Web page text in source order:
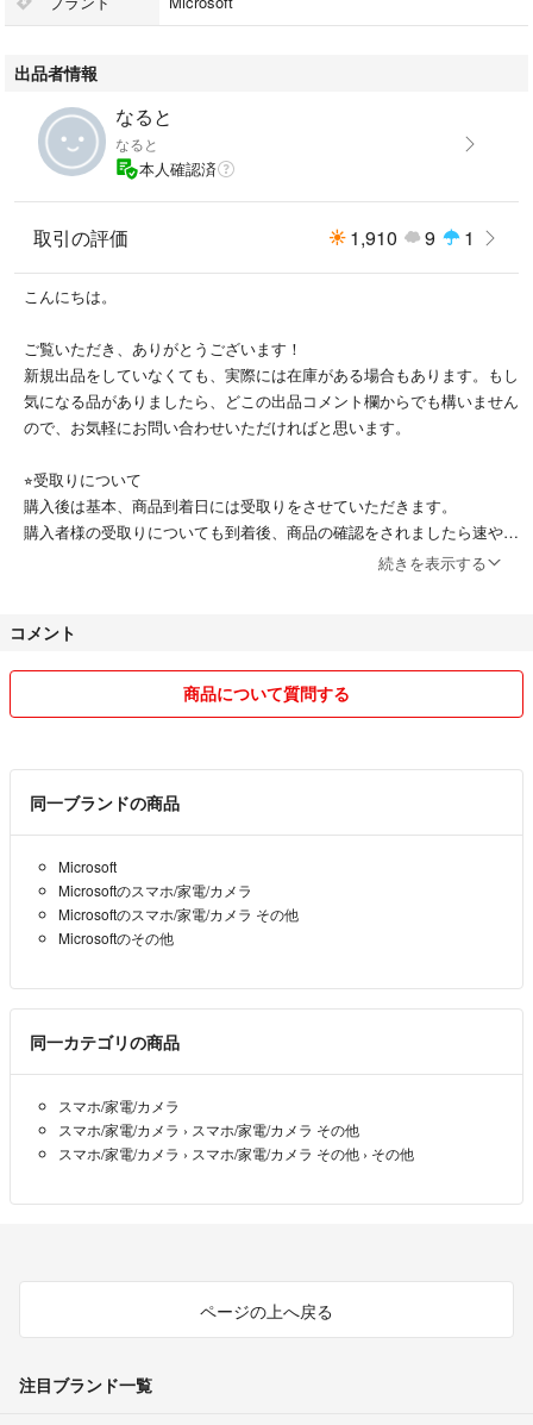
さい。
よろしくお願いします。
#Windows10
#Windows10PRO
#Windows10Home
出品者情報
なると
なると
本人確認済
取引の評価 1,910 9 1
こんにちは。
ご覧いただき、ありがとうございます！
新規出品をしていなくても、実際には在庫がある場合もあります。もし
気になる品がありましたら、どこの出品コメント欄からでも構いません
ので、お気軽にお問い合わせいただければと思います。
⭐︎受取りについて
購入後は基本、商品到着日には受取りをさせていただきます。
購入者様の受取りについても到着後、商品の確認をされましたら速やか
続きを表示する
コメント
商品について質問する
同一ブランドの商品
Microsoft
Microsoftのスマホ/家電/カメラ
Microsoftのスマホ/家電/カメラ その他
Microsoftのその他
同一カテゴリの商品
スマホ/家電/カメラ
スマホ/家電/カメラ › スマホ/家電/カメラ その他
スマホ/家電/カメラ › スマホ/家電/カメラ その他 › その他
ページの上へ戻る
注目ブランド一覧